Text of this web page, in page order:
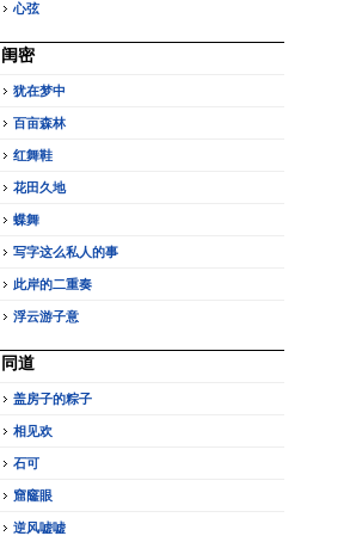
心弦
闺密
犹在梦中
百亩森林
红舞鞋
花田久地
蝶舞
写字这么私人的事
此岸的二重奏
浮云游子意
同道
盖房子的粽子
相见欢
石可
窟窿眼
逆风嘘嘘